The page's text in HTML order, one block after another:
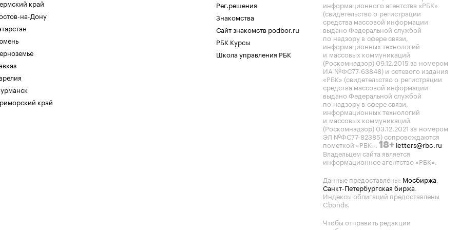
край
на-Дону
край
Рег.решения
Знакомства
Сайт знакомств podbor.ru
РБК Курсы
Школа управления РБК
информационного агентства «РБК»
(свидетельство о регистрации
средства массовой информации
выдано Федеральной службой
по надзору в сфере связи,
информационных технологий
и массовых коммуникаций
(Роскомнадзор) 09.12.2015 за номером
ИА №ФС77-63848) и сетевого издания
«РБК» (свидетельство о регистрации
средства массовой информации
выдано Федеральной службой
по надзору в сфере связи,
информационных технологий
и массовых коммуникаций
(Роскомнадзор) 03.12.2021 за номером
ЭЛ №ФС77-82385) сопровождаются
пометкой «РБК». 18+ letters@rbc.ru
Владельцем сайта является
информационное агентство «РБК».
Данные предоставлены: Мосбиржа,
Санкт-Петербургская биржа.
Индексы облигаций предоставлены
Cbonds.
Чтобы отправить редакции